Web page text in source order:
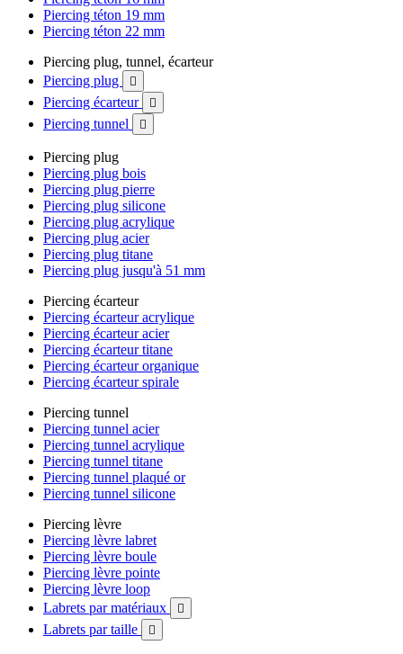
Piercing téton 19 mm
Piercing téton 22 mm
Piercing plug, tunnel, écarteur
Piercing plug

Piercing écarteur 
Piercing tunnel 
Piercing plug
Piercing plug bois
Piercing plug pierre
Piercing plug silicone
Piercing plug acrylique
Piercing plug acier
Piercing plug titane
Piercing plug jusqu'à 51 mm
Piercing écarteur
Piercing écarteur acrylique
Piercing écarteur acier
Piercing écarteur titane
Piercing écarteur organique
Piercing écarteur spirale
Piercing tunnel
Piercing tunnel acier
Piercing tunnel acrylique
Piercing tunnel titane
Piercing tunnel plaqué or
Piercing tunnel silicone
Piercing lèvre
Piercing lèvre labret
Piercing lèvre boule
Piercing lèvre pointe
Piercing lèvre loop
Labrets par matériaux

Labrets par taille 